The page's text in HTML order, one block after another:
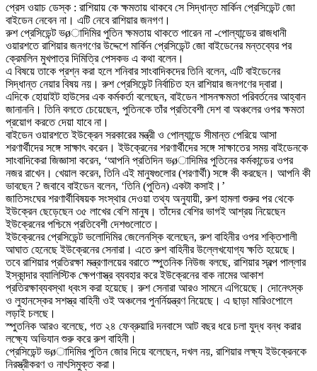
প্রেস ওয়াচ ডেস্ক : রাশিয়ায় কে ক্ষমতায় থাকবে সে সিদ্ধান্ত মার্কিন প্রেসিডেন্ট জো
বাইডেন নেবেন না। এটি নেবে রাশিয়ার জনগণ।
রুশ প্রেসিডেন্ট ভøাদিমির পুতিন ক্ষমতায় থাকতে পারেন না -পোল্যান্ডের রাজধানী
ওয়ারশতে রাশিয়ার জনগণের উদ্দেশে মার্কিন প্রেসিডেন্ট জো বাইডেনের মন্তব্যের পর
ক্রেমলিন মুখপাত্র দিমিত্রি পেসকভ এ কথা বলেন।
এ বিষয়ে তাকে প্রশ্ন করা হলে শনিবার সাংবাদিকদের তিনি বলেন, এটি বাইডেনের
সিদ্ধান্ত নেয়ার বিষয় নয়। রুশ প্রেসিডেন্ট নির্বাচিত হন রাশিয়ার জনগণের দ্বারা।
এদিকে হোয়াইট হাউসের এক কর্মকর্তা বলেছেন, বাইডেন শাসনক্ষমতা পরিবর্তনের আহ্বান
জানাননি। তিনি বলতে চেয়েছেন, পুতিনকে তাঁর প্রতিবেশী দেশ বা অঞ্চলের ওপর ক্ষমতা
প্রয়োগ করতে দেয়া যাবে না।
বাইডেন ওয়ারশতে ইউক্রেন সরকারের মন্ত্রী ও পোল্যান্ডে সীমান্ত পেরিয়ে আসা
শরণার্থীদের সঙ্গে সাক্ষাৎ করেন। ইউক্রেনের শরণার্থীদের সঙ্গে সাক্ষাতের সময় বাইডেনকে
সাংবাদিকেরা জিজ্ঞাসা করেন, ‘আপনি প্রতিদিন ভøাদিমির পুতিনের কর্মকান্ডের ওপর
নজর রাখেন। খেয়াল করেন, তিনি এই মানুষগুলোর (শরণার্থী) সঙ্গে কী করছেন। আপনি কী
ভাবছেন ? জবাবে বাইডেন বলেন, ‘তিনি (পুতিন) একটা কসাই।’
জাতিসংঘের শরণার্থীবিষয়ক সংস্থার দেওয়া তথ্য অনুযায়ী, রুশ হামলা শুরুর পর থেকে
ইউক্রেন ছেড়েছেন ৩৫ লাখের বেশি মানুষ। তাঁদের বেশির ভাগই আশ্রয় নিয়েছেন
ইউক্রেনের পশ্চিমে প্রতিবেশী দেশগুলোতে।
ইউক্রেনের প্রেসিডেন্ট ভলোদিমির জেলেনস্কি বলেছেন, রুশ বাহিনীর ওপর শক্তিশালী
আঘাত হেনেছে ইউক্রেনের সেনারা। এতে রুশ বাহিনীর উল্লেখযোগ্য ক্ষতি হয়েছে।
তবে রাশিয়ার প্রতিরক্ষা মন্ত্রণালয়ের বরাতে স্পুতনিক নিউজ বলছে, রাশিয়ার স্বল্প পাল্লার
ইস্কান্দার ব্যালিস্টিক ক্ষেপণাস্ত্র ব্যবহার করে ইউক্রেনের বাক নামের আকাশ
প্রতিরক্ষাব্যবস্থা ধ্বংস করা হয়েছে। রুশ সেনারা আরও সামনে এগিয়েছে। দোনেৎস্ক
ও লুহানস্কের সশস্ত্র বাহিনী ওই অঞ্চলের পুনর্নিয়ন্ত্রণ নিয়েছে। এ ছাড়া মারিওপোলে
লড়াই চলছে।
স্পুতনিক আরও বলেছে, গত ২৪ ফেব্রুয়ারি দনবাসে আট বছর ধরে চলা যুদ্ধ বন্ধ করার
লক্ষ্যে অভিযান শুরু করে রুশ বাহিনী।
প্রেসিডেন্ট ভøাদিমির পুতিন জোর দিয়ে বলেছেন, দখল নয়, রাশিয়ার লক্ষ্য ইউক্রেনকে
নিরস্ত্রীকরণ ও নাৎসিমুক্ত করা।